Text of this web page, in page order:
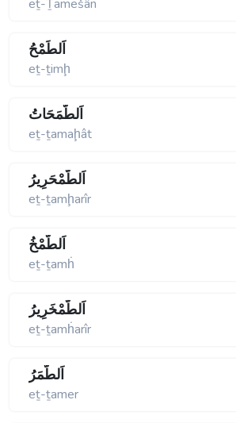
eṯ-Ṯamešân
اَلطِّمْحُ
eṯ-ṯimḩ
اَلطَّمَحَاتُ
eṯ-ṯamaḩât
اَلطَّمْحَرِيرُ
eṯ-ṯamḩarîr
اَلطَّمْخُ
eṯ-ṯamḣ
اَلطَّمْخَرِيرُ
eṯ-ṯamḣarîr
اَلطَّمَرُ
eṯ-ṯamer